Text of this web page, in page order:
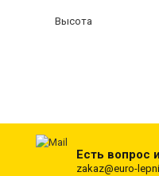
Высота
Есть вопрос
zakaz@euro-